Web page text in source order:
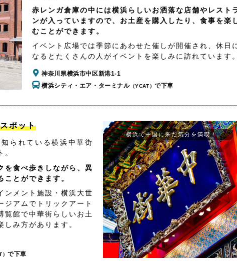
赤レンガ倉庫の中には横浜らしいお洒落な店舗やレスト
ンが入っていますので、お土産を購入したり、食事を楽
むことができます。
イベント広場では季節にあわせた催しが開催され、休日
なるとたくさんの人がイベントを楽しみに訪れています
神奈川県横浜市中区新港1-1
横浜シティ・エア・ターミナル（YCAT）で下車
ポット
られている横浜中華街
を食べ歩きしながら、異
ことができます。
ンメント施設・横浜大世
ジアムでトリックアート
覧館で中華街らしいお土
み方があります。
）で下車
横浜で中国に来た気分を満喫！